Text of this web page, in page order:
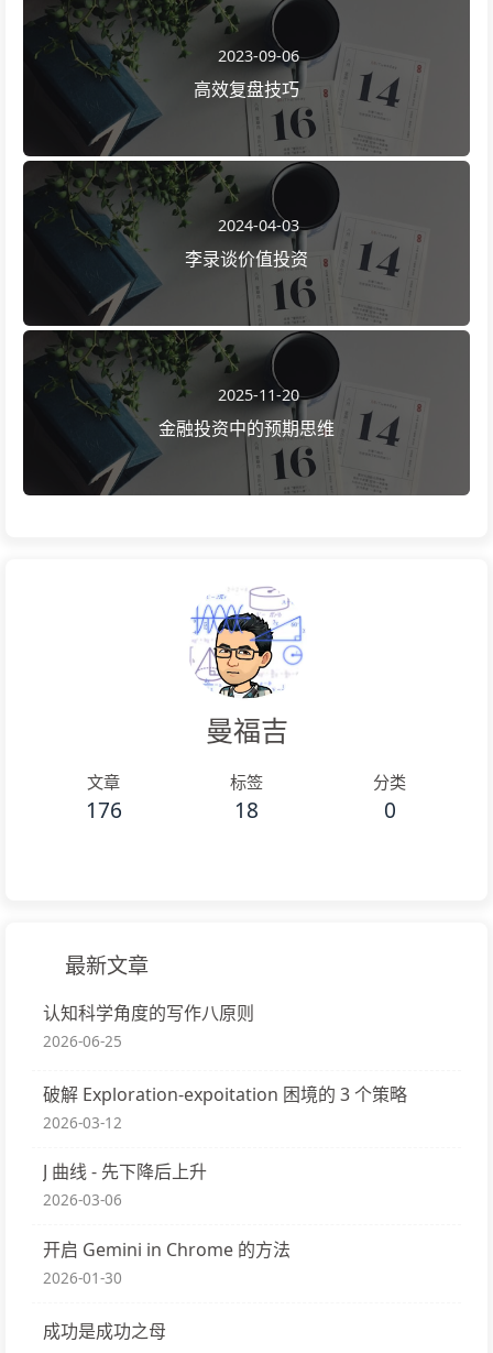
2023-09-06
高效复盘技巧
2024-04-03
李录谈价值投资
2025-11-20
金融投资中的预期思维
曼福吉
文章
176
标签
18
分类
0
最新文章
认知科学角度的写作八原则
2026-06-25
破解 Exploration-expoitation 困境的 3 个策略
2026-03-12
J 曲线 - 先下降后上升
2026-03-06
开启 Gemini in Chrome 的方法
2026-01-30
成功是成功之母